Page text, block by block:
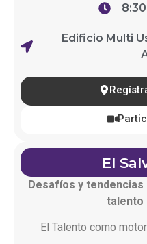
Edificio Multi
El
Desafíos y
talento
El Talento como